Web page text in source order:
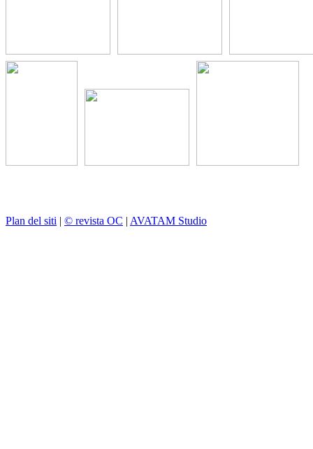
Plan del siti | © revista OC | AVATAM Studio